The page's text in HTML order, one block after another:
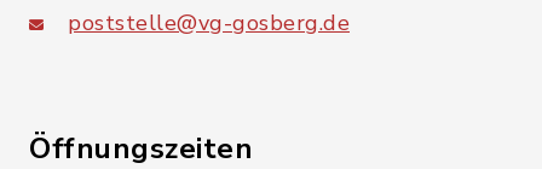
poststelle@vg-gosberg.de
Öffnungszeiten